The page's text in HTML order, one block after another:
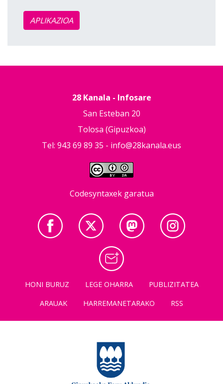
APLIKAZIOA
28 Kanala - Infosare
San Esteban 20
Tolosa (Gipuzkoa)
Tel: 943 69 89 35 - info@28kanala.eus
Codesyntaxek garatua
HONI BURUZ LEGE OHARRA
PUBLIZITATEA
ARAUAK
HARREMANETARAKO RSS